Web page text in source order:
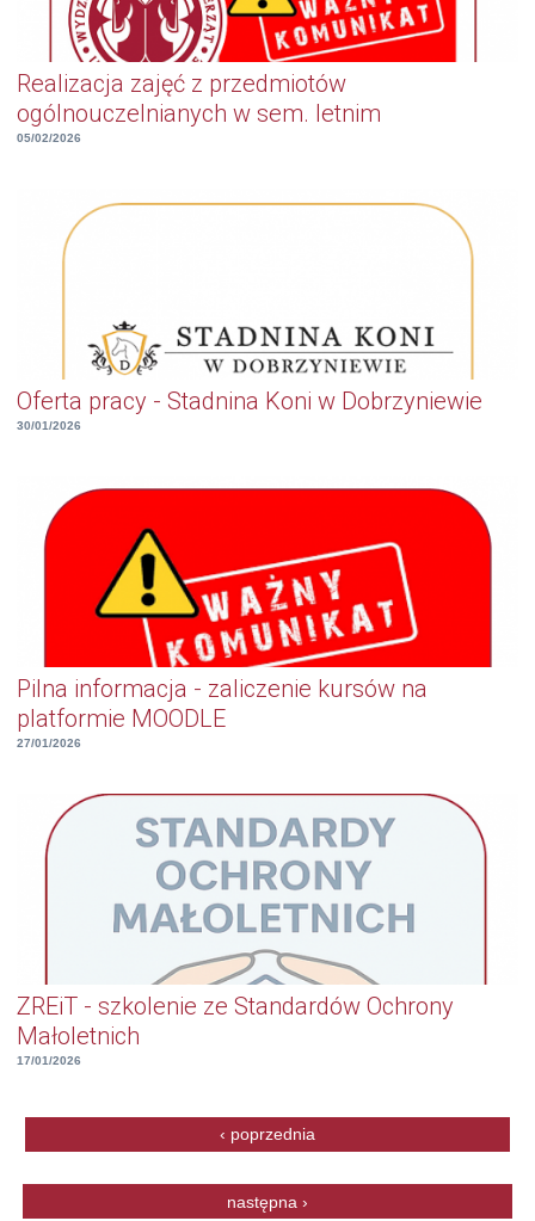
Realizacja zajęć z przedmiotów
ogólnouczelnianych w sem. letnim
05/02/2026
Oferta pracy - Stadnina Koni w Dobrzyniewie
30/01/2026
Pilna informacja - zaliczenie kursów na
platformie MOODLE
27/01/2026
ZREiT - szkolenie ze Standardów Ochrony
Małoletnich
17/01/2026
Strony ‹ poprzednia
następna ›